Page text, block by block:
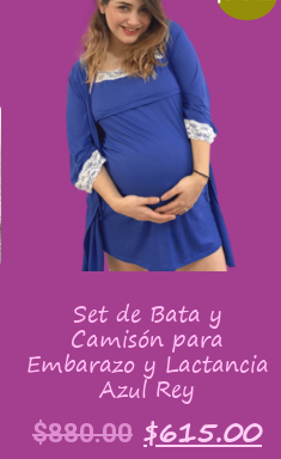
Set de Bata y
Camisón para
Embarazo y Lactancia
Azul Rey
$880.00 $615.00